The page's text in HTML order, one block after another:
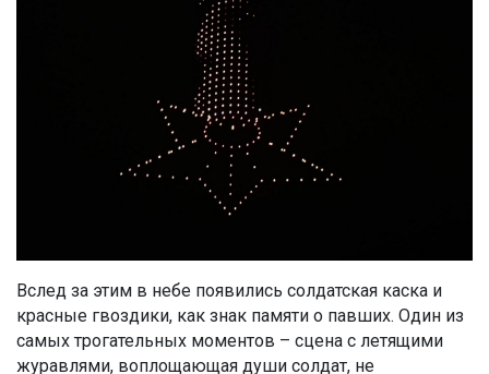
Вслед за этим в небе появились солдатская каска и
красные гвоздики, как знак памяти о павших. Один из
самых трогательных моментов – сцена с летящими
журавлями, воплощающая души солдат, не